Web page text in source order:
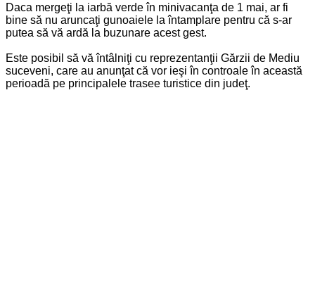
Daca mergeţi la iarbă verde în minivacanţa de 1 mai, ar fi
bine să nu aruncaţi gunoaiele la întamplare pentru că s-ar
putea să vă ardă la buzunare acest gest.
Este posibil să vă întâlniţi cu reprezentanţii Gărzii de Mediu
suceveni, care au anunţat că vor ieşi în controale în această
perioadă pe principalele trasee turistice din judeţ.